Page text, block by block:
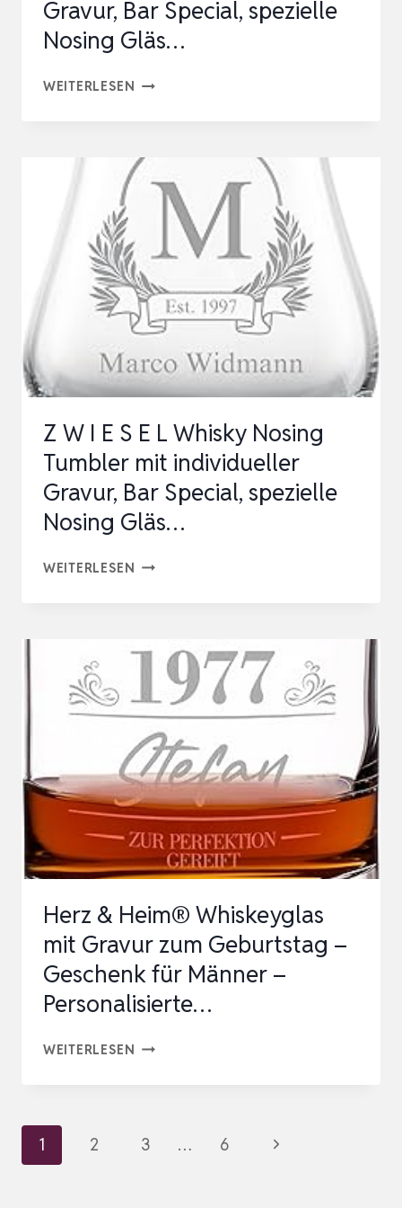
Gravur, Bar Special, spezielle
Nosing Gläs…
WEITERLESEN Z
E
L
WHISKY
NOSING
TUMBLER
INDIVIDUELLER
BAR
SPECIAL,
SPEZIELLE
NOSING
Z W I E S E L Whisky Nosing
Tumbler mit individueller
Gravur, Bar Special, spezielle
Nosing Gläs…
WEITERLESEN Z
E
E
WHISKY
NOSING
TUMBLER
MIT
INDIVIDUELLER
BAR
SPECIAL,
SPEZIELLE
NOSING
Herz & Heim® Whiskeyglas
mit Gravur zum Geburtstag –
Geschenk für Männer –
Personalisierte…
WEITERLESEN HERZ
MIT
Seitennavigation
1 2 3 … 6
Nächste